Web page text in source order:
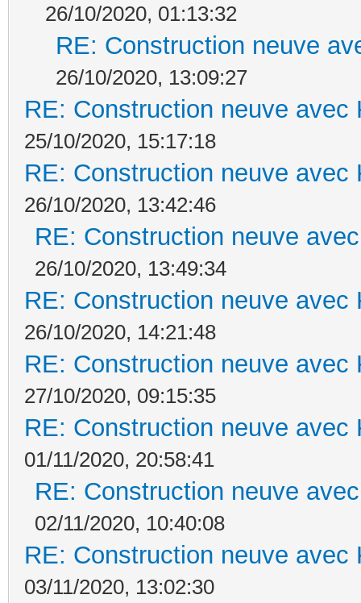
26/10/2020, 01:13:32
RE: Construction neuve
26/10/2020, 13:09:27
RE: Construction neuve avec
25/10/2020, 15:17:18
RE: Construction neuve avec
26/10/2020, 13:42:46
RE: Construction neuve
26/10/2020, 13:49:34
RE: Construction neuve avec
26/10/2020, 14:21:48
RE: Construction neuve avec
27/10/2020, 09:15:35
RE: Construction neuve avec
01/11/2020, 20:58:41
RE: Construction neuve
02/11/2020, 10:40:08
RE: Construction neuve avec
03/11/2020, 13:02:30